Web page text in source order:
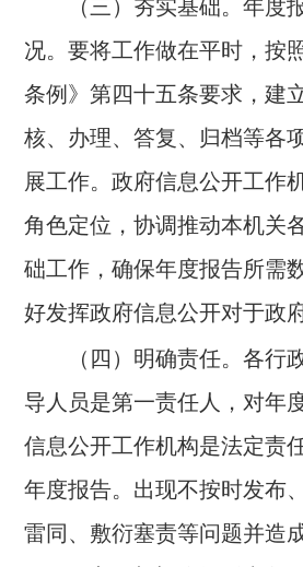
（三）夯实基础。 年度
况。要将工作做在平时，按
条例》第四十五条要求，建
核、办理、答复、归档等各
展工作。政府信息公开工作
角色定位，协调推动本机关
础工作，确保年度报告所需
好发挥政府信息公开对于政
（四）明确责任。 各行
导人员是第一责任人，对年
信息公开工作机构是法定责
年度报告。出现不按时发布
雷同、敷衍塞责等问题并造